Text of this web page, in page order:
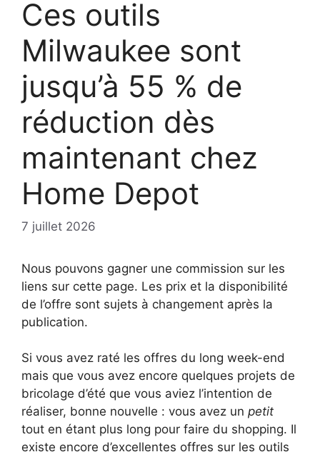
Ces outils
Milwaukee sont
jusqu’à 55 % de
réduction dès
maintenant chez
Home Depot
7 juillet 2026
Nous pouvons gagner une commission sur les
liens sur cette page. Les prix et la disponibilité
de l’offre sont sujets à changement après la
publication.
Si vous avez raté les offres du long week-end
mais que vous avez encore quelques projets de
bricolage d’été que vous aviez l’intention de
réaliser, bonne nouvelle : vous avez un petit
tout en étant plus long pour faire du shopping. Il
existe encore d’excellentes offres sur les outils